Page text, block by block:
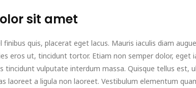
sit amet
quis, placerat eget lacus. Mauris iaculis diam
eros ut, tincidunt tortor. Etiam non semper dolor, eget
tincidunt vulputate interdum massa. Quisque tellus est,
laoreet a ligula non laoreet. Vestibulum elementum